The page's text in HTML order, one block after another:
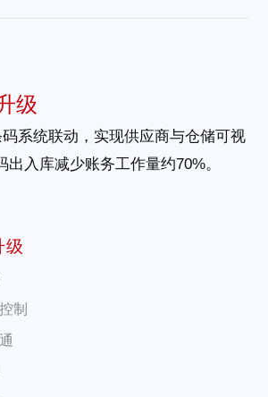
级
系统联动，实现供应商与仓储可视
出入库减少账务工作量约70%。
级
制